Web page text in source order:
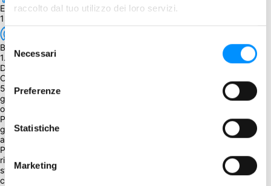
raccolto dal tuo utilizzo dei loro servizi.
Selezione
del
consenso
Necessari
Preferenze
Statistiche
Marketing
Età
13+
BGG Weight
1.97
Descrizione
Cat in the Box è la quintessenza del gioco di carte a trucchi per 2 -
5 gatti, in cui il colore della carta non è definito finché non la si
gioca! Ipotizzate quante prese vincerete e registrate la vostra
offerta.
Posizionate le pedine sul tabellone di ricerca della comunità mentre
giocate la mano e collegate grandi gruppi di pedine per ottenere
ancora più punti.
Pianificate attentamente le vostre prese, perché non potete
rivendicare il colore di una carta con lo stesso numero che è già
stato dichiarato. Farlo sarebbe catastrofico, perché si è appena
creato un paradosso!